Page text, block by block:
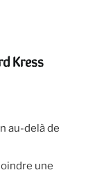
Kress
au-delà de
une